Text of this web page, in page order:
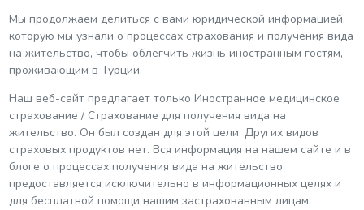
Мы продолжаем делиться с вами юридической информацией,
которую мы узнали о процессах страхования и получения вида
на жительство, чтобы облегчить жизнь иностранным гостям,
проживающим в Турции.
Наш веб-сайт предлагает только Иностранное медицинское
страхование / Страхование для получения вида на
жительство. Он был создан для этой цели. Других видов
страховых продуктов нет. Вся информация на нашем сайте и в
блоге о процессах получения вида на жительство
предоставляется исключительно в информационных целях и
для бесплатной помощи нашим застрахованным лицам.